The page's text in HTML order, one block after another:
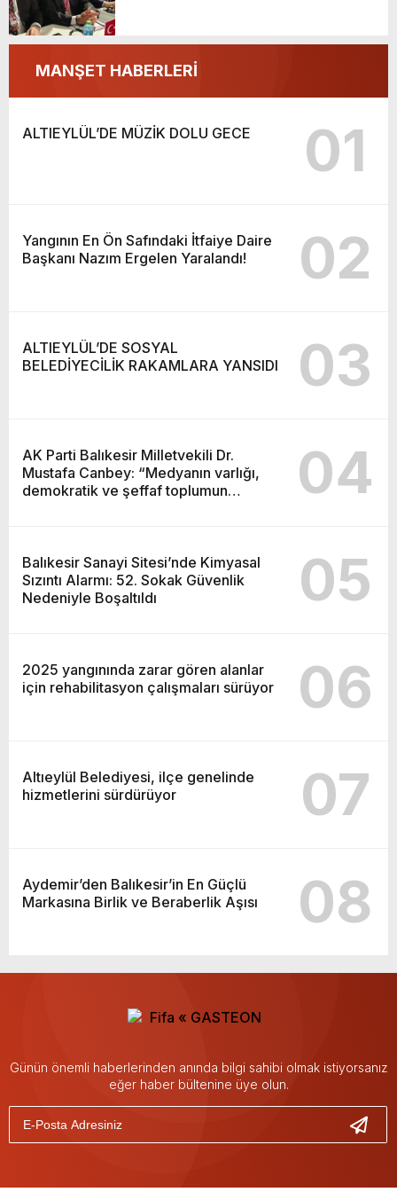
MANŞET HABERLERİ
ALTIEYLÜL’DE MÜZİK DOLU GECE 01
Yangının En Ön Safındaki İtfaiye Daire
Başkanı Nazım Ergelen Yaralandı!
02
ALTIEYLÜL’DE SOSYAL
BELEDİYECİLİK RAKAMLARA YANSIDI
03
AK Parti Balıkesir Milletvekili Dr.
Mustafa Canbey: “Medyanın varlığı,
demokratik ve şeffaf toplumun
04
Balıkesir Sanayi Sitesi’nde Kimyasal
Sızıntı Alarmı: 52. Sokak Güvenlik
Nedeniyle Boşaltıldı
05
2025 yangınında zarar gören alanlar
için rehabilitasyon çalışmaları sürüyor
06
Altıeylül Belediyesi, ilçe genelinde
hizmetlerini sürdürüyor
07
Aydemir’den Balıkesir’in En Güçlü
Markasına Birlik ve Beraberlik Aşısı
08
Günün önemli haberlerinden anında bilgi sahibi olmak istiyorsanız
eğer haber bültenine üye olun.